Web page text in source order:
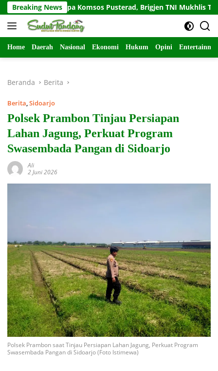
Langsung
ke
konten
Breaking News
Salam Sapa Komsos Pusterad, Brigjen TNI Mukhlis Tekankan
Home Daerah Nasional Ekonomi Hukum Opini
Beranda Berita
Berita,Sidoarjo
Polsek Prambon Tinjau Persiapan
Lahan Jagung, Perkuat Program
Swasembada Pangan di Sidoarjo
Ali
2 Juni 2026
Polsek Prambon saat Tinjau Persiapan Lahan Jagung, Perkuat Program
Swasembada Pangan di Sidoarjo (Foto Istimewa)